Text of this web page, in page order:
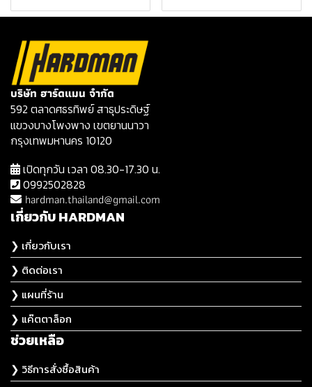
บริษัท ฮาร์ดแมน จำกัด
592 ตลาดศธรทิพย์ สาธุประดิษฐ์
แขวงบางโพงพาง เขตยานนาวา
กรุงเทพมหานคร 10120
เปิดทุกวัน เวลา 08.30-17.30 น.
0992502828
hardman.thailand@gmail.com
เกี่ยวกับ HARDMAN
❯ เกี่ยวกับเรา
❯ ติดต่อเรา
❯ แผนที่ร้าน
❯ แค๊ตตาล็อก
ช่วยเหลือ
❯ วิธีการสั่งซื้อสินค้า